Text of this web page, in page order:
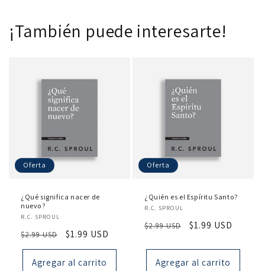
¡También puede interesarte!
Oferta
¿Qué significa nacer de
nuevo?
Proveedor:
R.C. SPROUL
Precio
habitual
$2.99 USD
Precio
de
oferta
$1.99 USD
Agregar al carrito
Oferta
¿Quién es el Espíritu Santo?
Proveedor:
R.C. SPROUL
Precio
$2.99 USD
Precio
oferta
$1.99 USD
Agregar al carrito